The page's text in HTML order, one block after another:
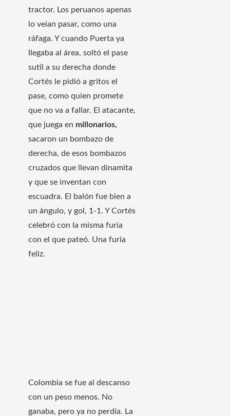
tractor. Los peruanos apenas
lo veían pasar, como una
ráfaga. Y cuando Puerta ya
llegaba al área, soltó el pase
sutil a su derecha donde
Cortés le pidió a gritos el
pase, como quien promete
que no va a fallar. El atacante,
que juega en millonarios,
sacaron un bombazo de
derecha, de esos bombazos
cruzados que llevan dinamita
y que se inventan con
escuadra. El balón fue bien a
un ángulo, y gol, 1-1. Y Cortés
celebró con la misma furia
con el que pateó. Una furia
feliz.
Colombia se fue al descanso
con un peso menos. No
ganaba, pero ya no perdía. La